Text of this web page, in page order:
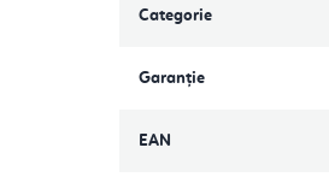
Categorie
Garanţie
EAN